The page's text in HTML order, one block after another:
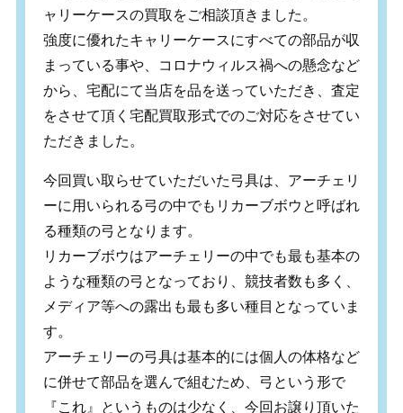
ャリーケースの買取をご相談頂きました。
強度に優れたキャリーケースにすべての部品が収
まっている事や、コロナウィルス禍への懸念など
から、宅配にて当店を品を送っていただき、査定
をさせて頂く宅配買取形式でのご対応をさせてい
ただきました。
今回買い取らせていただいた弓具は、アーチェリ
ーに用いられる弓の中でもリカーブボウと呼ばれ
る種類の弓となります。
リカーブボウはアーチェリーの中でも最も基本の
ような種類の弓となっており、競技者数も多く、
メディア等への露出も最も多い種目となっていま
す。
アーチェリーの弓具は基本的には個人の体格など
に併せて部品を選んで組むため、弓という形で
『これ』というものは少なく、今回お譲り頂いた